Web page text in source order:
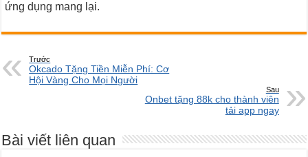
ứng dụng mang lại.
Trước
Okcado Tặng Tiền Miễn Phí: Cơ
Hội Vàng Cho Mọi Người
Sau
Onbet tặng 88k cho thành viên
tải app ngay
Bài viết liên quan